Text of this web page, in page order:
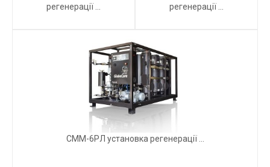
регенерації ...
регенерації ...
СММ-6РЛ установка регенерації ...